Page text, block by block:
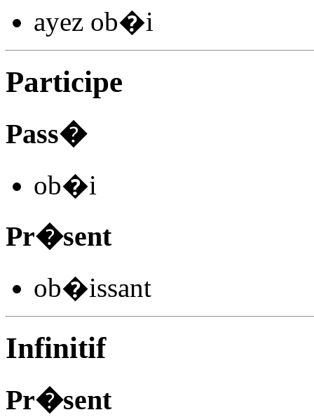
ayez ob�i
Participe
Pass�
ob�i
Pr�sent
ob�issant
Infinitif
Pr�sent